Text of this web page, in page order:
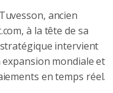
ancien
à la tête de sa
intervient
mondiale et
en temps réel.